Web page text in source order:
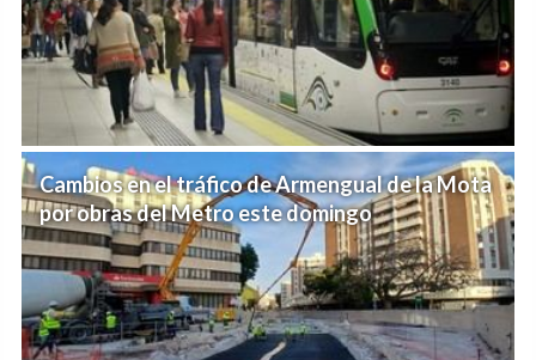
Cambios en el tráfico de Armengual de la Mota
por obras del Metro este domingo